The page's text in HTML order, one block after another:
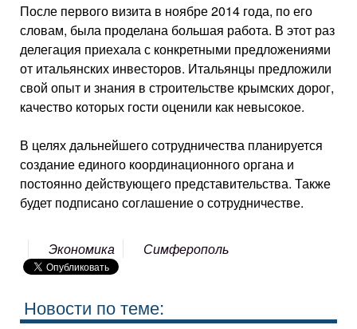
После первого визита в ноябре 2014 года, по его
словам, была проделана большая работа. В этот раз
делегация приехала с конкретными предложениями
от итальянских инвесторов. Итальянцы предложили
свой опыт и знания в строительстве крымских дорог,
качество которых гости оценили как невысокое.
В целях дальнейшего сотрудничества планируется
создание единого координационного органа и
постоянно действующего представительства. Также
будет подписано соглашение о сотрудничестве.
Экономика Симферополь
Новости по теме: